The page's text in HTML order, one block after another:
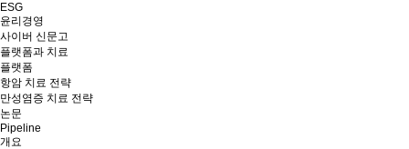
ESG
윤리경영
사이버 신문고
플랫폼과 치료
플랫폼
항암 치료 전략
만성염증 치료 전략
논문
Pipeline
개요